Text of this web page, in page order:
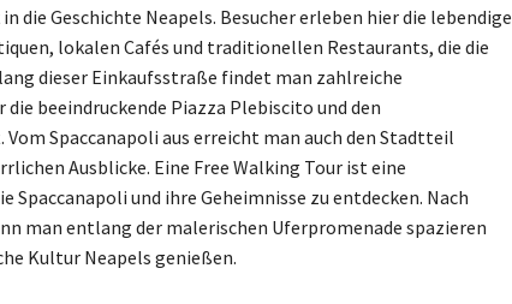
die Geschichte Neapels. Besucher erleben hier die lebendige
lokalen Cafés und traditionellen Restaurants, die die
dieser Einkaufsstraße findet man zahlreiche
beeindruckende Piazza Plebiscito und den
Spaccanapoli aus erreicht man auch den Stadtteil
Ausblicke. Eine Free Walking Tour ist eine
Spaccanapoli und ihre Geheimnisse zu entdecken. Nach
man entlang der malerischen Uferpromenade spazieren
Kultur Neapels genießen.